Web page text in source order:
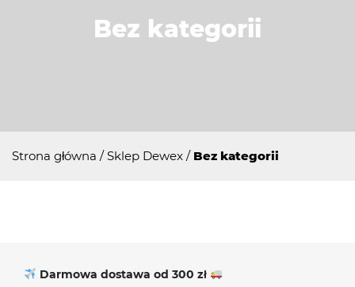
Bez kategorii
Strona główna /Sklep Dewex / Bez kategorii
Darmowa dostawa od 300 zł